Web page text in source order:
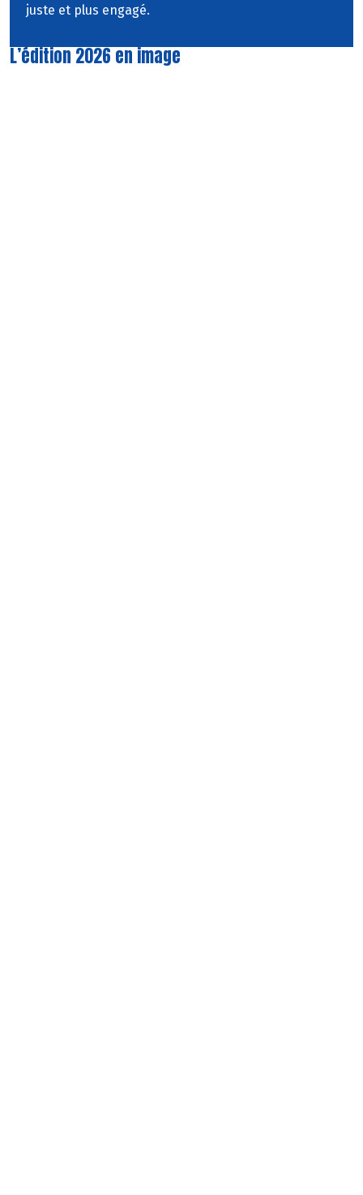
juste et plus engagé.
L’édition 2026 en image